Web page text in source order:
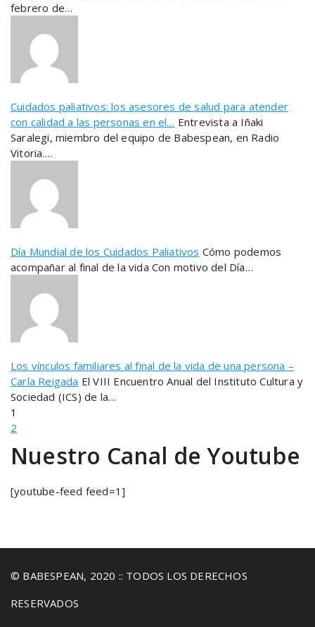
febrero de…
Cuidados paliativos: los asesores de salud para atender
con calidad a las personas en el… Entrevista a Iñaki
Saralegi, miembro del equipo de Babespean, en Radio
Vitoria.…
Día Mundial de los Cuidados Paliativos Cómo podemos
acompañar al final de la vida Con motivo del Día…
Los vínculos familiares al final de la vida de una persona –
Carla Reigada El VIII Encuentro Anual del Instituto Cultura y
Sociedad (ICS) de la…
1
2
Nuestro Canal de Youtube
[youtube-feed feed=1]
© BABESPEAN, 2020 :: TODOS LOS DERECHOS
RESERVADOS